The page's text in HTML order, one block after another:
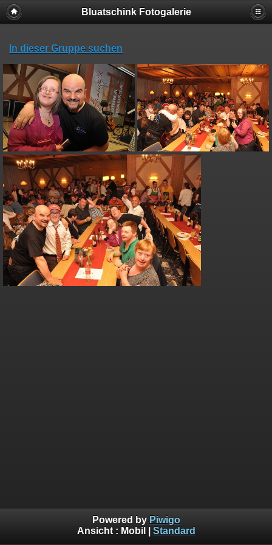
Bluatschink Fotogalerie
In dieser Gruppe suchen
Powered by Piwigo
Ansicht : Mobil Standard